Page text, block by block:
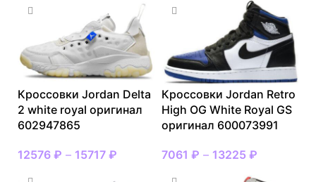
Кроссовки Jordan Delta
2 white royal оригинал
602947865
12576 ₽ – 15717 ₽
Кроссовки Jordan Retro
High OG White Royal GS
оригинал 600073991
7061 ₽ – 13225 ₽